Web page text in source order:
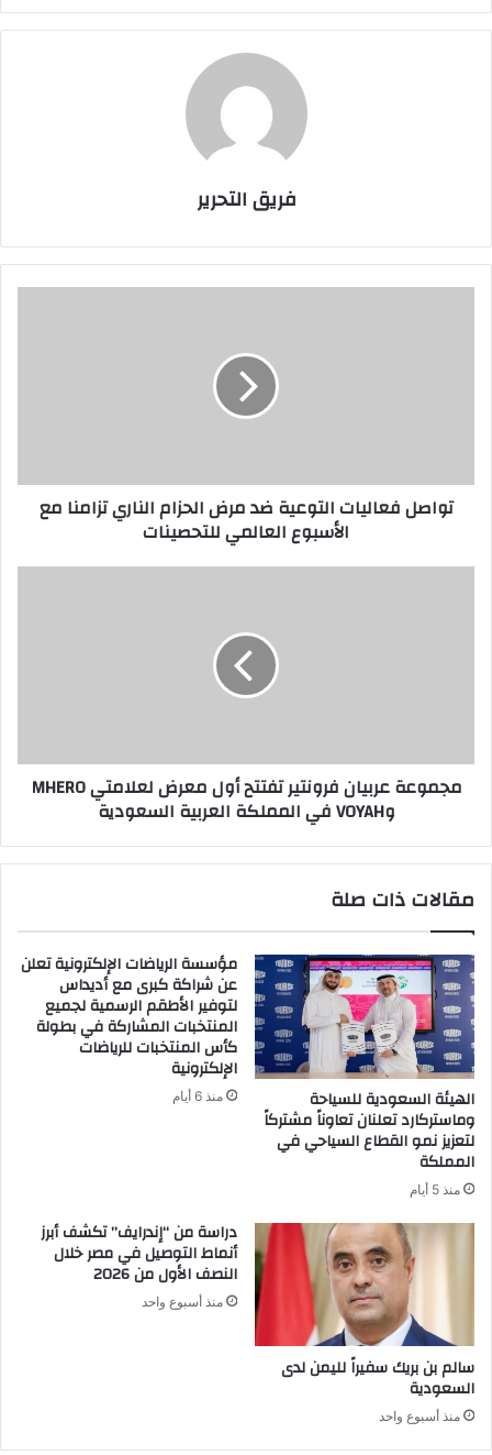
فريق التحرير
مع
الأسبوع
تواصل فعاليات التوعية ضد مرض الحزام الناري تزامنا مع
الأسبوع العالمي للتحصينات
وVOYAH
في
مجموعة عربيان فرونتير تفتتح أول معرض لعلامتي MHERO
وVOYAH في المملكة العربية السعودية
مقالات ذات صلة
الهيئة السعودية للسياحة
وماستركارد تعلنان تعاوناً مشتركاً
لتعزيز نمو القطاع السياحي في
المملكة
منذ 5 أيام
مؤسسة الرياضات الإلكترونية تعلن
عن شراكة كبرى مع أديداس
لتوفير الأطقم الرسمية لجميع
المنتخبات المشاركة في بطولة
كأس المنتخبات للرياضات
الإلكترونية
منذ 6 أيام
سالم بن بريك سفيراً لليمن لدى
السعودية
منذ أسبوع واحد
دراسة من “إندرايف” تكشف أبرز
أنماط التوصيل في مصر خلال
النصف الأول من 2026
منذ أسبوع واحد